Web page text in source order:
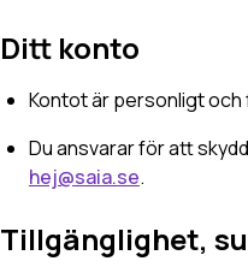
Ditt konto
Kontot är personligt och
Du ansvarar för att
hej@saia.se.
Tillgänglighet,